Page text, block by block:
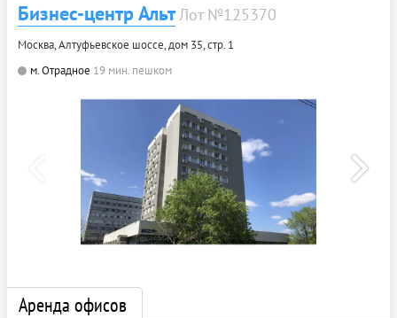
Бизнес-центр АльтЛот №125370
Москва, Алтуфьевское шоссе, дом 35, стр. 1
м. Отрадное 19 мин. пешком
Аренда офисов